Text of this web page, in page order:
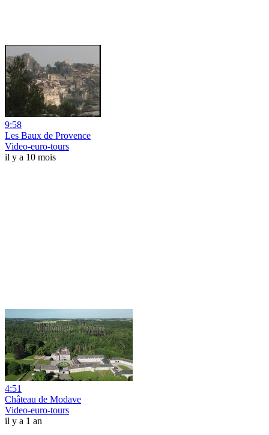
9:58
Les Baux de Provence
Video-euro-tours
il y a 10 mois
4:51
Château de Modave
Video-euro-tours
il y a 1 an